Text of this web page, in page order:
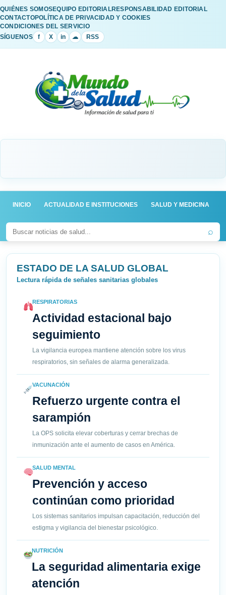
QUIÉNES SOMOSEQUIPO EDITORIALRESPONSABILIDAD EDITORIAL
CONTACTOPOLÍTICA DE PRIVACIDAD Y COOKIES
CONDICIONES DEL SERVICIO
SÍGUENOS
f X in ☁ RSS
INICIO ACTUALIDAD E INSTITUCIONES SALUD Y MEDICINA
⌕
ESTADO DE LA SALUD GLOBAL
Lectura rápida de señales sanitarias globales
RESPIRATORIAS
Actividad estacional bajo
seguimiento
La vigilancia europea mantiene atención sobre los virus
respiratorios, sin señales de alarma generalizada.
VACUNACIÓN
Refuerzo urgente contra el
sarampión
La OPS solicita elevar coberturas y cerrar brechas de
inmunización ante el aumento de casos en América.
SALUD MENTAL
Prevención y acceso
continúan como prioridad
Los sistemas sanitarios impulsan capacitación, reducción del
estigma y vigilancia del bienestar psicológico.
NUTRICIÓN
La seguridad alimentaria exige
atención